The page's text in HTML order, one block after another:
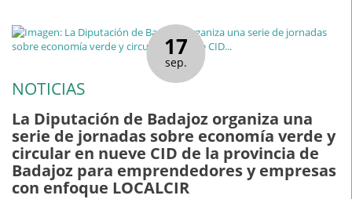
17
sep.
NOTICIAS
La Diputación de Badajoz organiza una
serie de jornadas sobre economía verde y
circular en nueve CID de la provincia de
Badajoz para emprendedores y empresas
con enfoque LOCALCIR